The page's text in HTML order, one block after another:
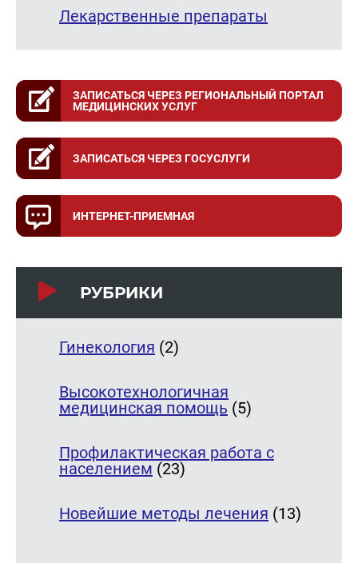
Лекарственные препараты
ЗАПИСАТЬСЯ ЧЕРЕЗ РЕГИОНАЛЬНЫЙ ПОРТАЛ
МЕДИЦИНСКИХ УСЛУГ
ЗАПИСАТЬСЯ ЧЕРЕЗ ГОСУСЛУГИ
ИНТЕРНЕТ-ПРИЕМНАЯ
РУБРИКИ
Гинекология (2)
Высокотехнологичная
медицинская помощь (5)
Профилактическая работа с
населением (23)
Новейшие методы лечения (13)